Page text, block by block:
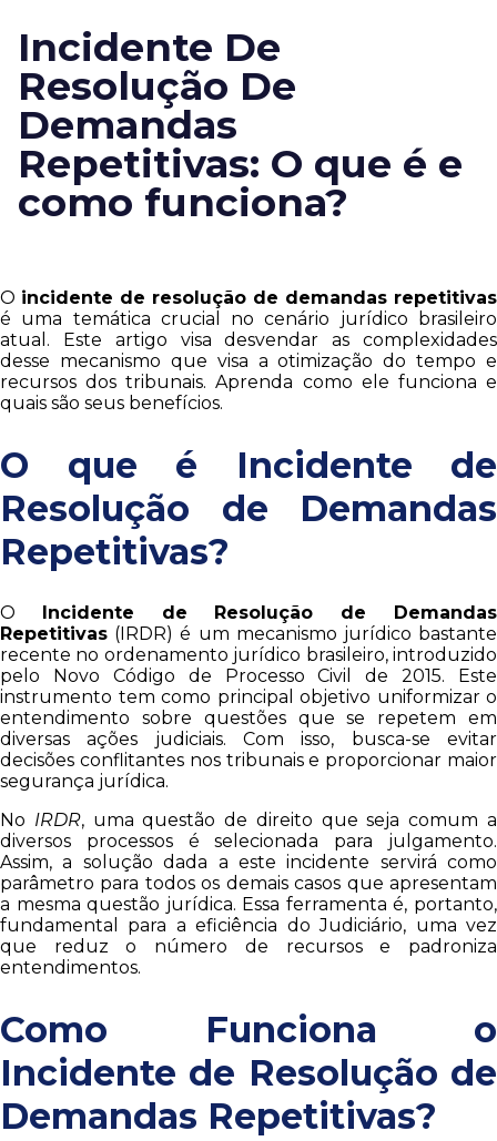
Incidente De
Resolução De
Demandas
Repetitivas: O que é e
como funciona?
O incidente de resolução de demandas repetitivas
é uma temática crucial no cenário jurídico brasileiro
atual. Este artigo visa desvendar as complexidades
desse mecanismo que visa a otimização do tempo e
recursos dos tribunais. Aprenda como ele funciona e
quais são seus benefícios.
O que é Incidente de
Resolução de Demandas
Repetitivas?
O
Incidente de Resolução de Demandas
Repetitivas (IRDR) é um mecanismo jurídico bastante
recente no ordenamento jurídico brasileiro, introduzido
pelo Novo Código de Processo Civil de 2015. Este
instrumento tem como principal objetivo uniformizar o
entendimento sobre questões que se repetem em
diversas ações judiciais. Com isso, busca-se evitar
decisões conflitantes nos tribunais e proporcionar maior
segurança jurídica.
No IRDR, uma questão de direito que seja comum a
diversos processos é selecionada para julgamento.
Assim, a solução dada a este incidente servirá como
parâmetro para todos os demais casos que apresentam
a mesma questão jurídica. Essa ferramenta é, portanto,
fundamental para a eficiência do Judiciário, uma vez
que reduz o número de recursos e padroniza
entendimentos.
Como Funciona o
Incidente de Resolução de
Demandas Repetitivas?